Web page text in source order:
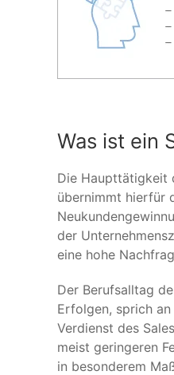
Was ist ein
Die Haupttätigkeit
übernimmt hierfür
der
eine hohe
Der Berufsalltag
Erfolgen, sprich
Verdienst des
meist geringeren
in besonderem